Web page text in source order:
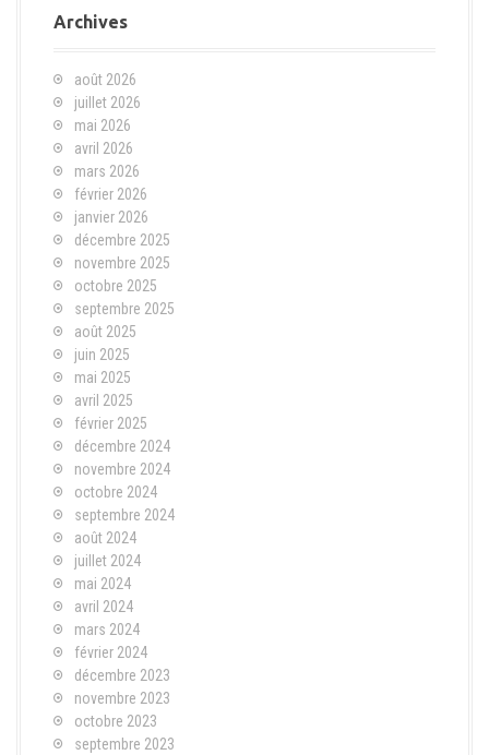
Archives
août 2026
juillet 2026
mai 2026
avril 2026
mars 2026
février 2026
janvier 2026
décembre 2025
novembre 2025
octobre 2025
septembre 2025
août 2025
juin 2025
mai 2025
avril 2025
février 2025
décembre 2024
novembre 2024
octobre 2024
septembre 2024
août 2024
juillet 2024
mai 2024
avril 2024
mars 2024
février 2024
décembre 2023
novembre 2023
octobre 2023
septembre 2023